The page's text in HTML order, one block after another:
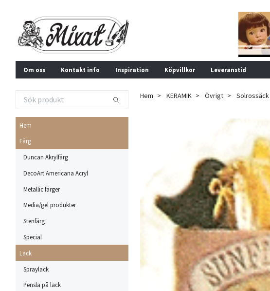
Om oss Kontakt info Inspiration Köpvillkor Leveranstid
Hem
Färg
Duncan Akrylfärg
DecoArt Americana Acryl
Metallic färger
Media/gel produkter
Stenfärg
Special
Lack
Spraylack
Pensla på lack
Hem KERAMIK Övrigt Solrossäck